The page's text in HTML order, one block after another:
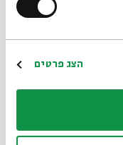
הצג פרטים
כרטיסים אחרונים
10.07